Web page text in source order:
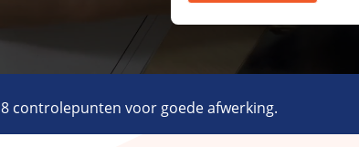
8 controlepunten voor goede afwerking.